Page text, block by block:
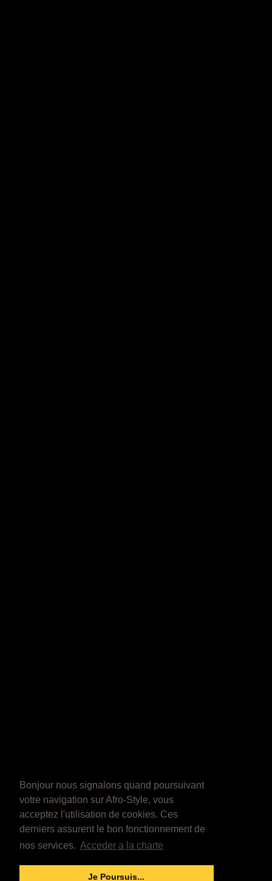
Bonjour nous signalons quand poursuivant
votre navigation sur Afro-Style, vous
acceptez l'utilisation de cookies. Ces
derniers assurent le bon fonctionnement de
nos services. Acceder a la charte
Je Poursuis...